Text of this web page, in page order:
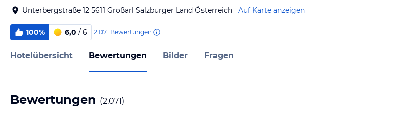
Unterbergstraße 12 5611 Großarl Salzburger Land Österreich Auf Karte anzeigen
100% 6,0 / 6 2.071 Bewertungen
Hotelübersicht Bewertungen Bilder Fragen
Bewertungen (2.071)